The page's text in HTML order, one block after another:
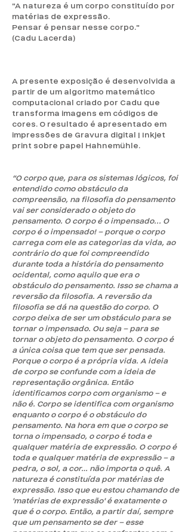
"A natureza é um corpo constituído por
matérias de expressão.
Pensar é pensar nesse corpo."
(Cadu Lacerda)
A presente exposição é desenvolvida a
partir de um algoritmo matemático
computacional criado por Cadu que
transforma imagens em códigos de
cores. O resultado é apresentado em
impressões de Gravura digital | Inkjet
print sobre papel Hahnemühle.
“O corpo que, para os sistemas lógicos, foi
entendido como obstáculo da
compreensão, na filosofia do pensamento
vai ser considerado o objeto do
pensamento. O corpo é o impensado... O
corpo é o impensado! – porque o corpo
carrega com ele as categorias da vida, ao
contrário do que foi compreendido
durante toda a história do pensamento
ocidental, como aquilo que era o
obstáculo do pensamento. Isso se chama a
reversão da filosofia. A reversão da
filosofia se dá na questão do corpo. O
corpo deixa de ser um obstáculo para se
tornar o impensado. Ou seja – para se
tornar o objeto do pensamento. O corpo é
a única coisa que tem que ser pensada.
Porque o corpo é a própria vida. A ideia
de corpo se confunde com a ideia de
representação orgânica. Então
identificamos corpo com organismo – e
não é. Corpo se identifica com organismo
enquanto o corpo é o obstáculo do
pensamento. Na hora em que o corpo se
torna o impensado, o corpo é toda e
qualquer matéria de expressão. O corpo é
toda e qualquer matéria de expressão – a
pedra, o sol, a cor… não importa o quê. A
natureza é constituída por matérias de
expressão. Isso que eu estou chamando de
'matérias de expressão' é exatamente o
que é o corpo. Então, a partir daí, sempre
que um pensamento se der – esse